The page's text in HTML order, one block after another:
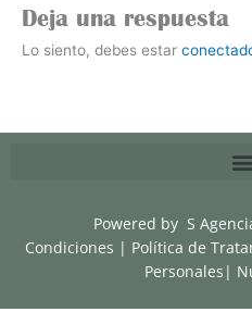
Deja una respuesta
Lo siento, debes estar
Powered by S
Condiciones | Política de
Personales |